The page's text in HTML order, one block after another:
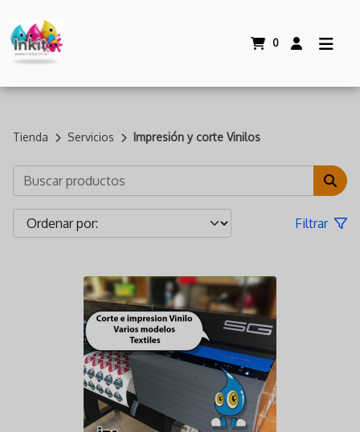
0
Tienda Servicios Impresión y corte Vinilos
Filtrar